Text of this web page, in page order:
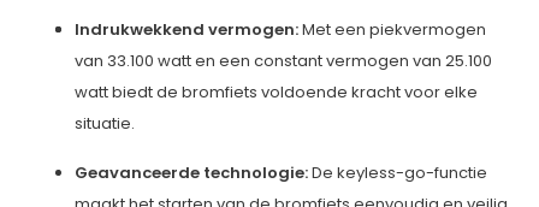
Indrukwekkend vermogen:Met een piekvermogen
van 33.100 watt en een constant vermogen van 25.100
watt biedt de bromfiets voldoende kracht voor elke
situatie.
Geavanceerde technologie:De keyless-go-functie